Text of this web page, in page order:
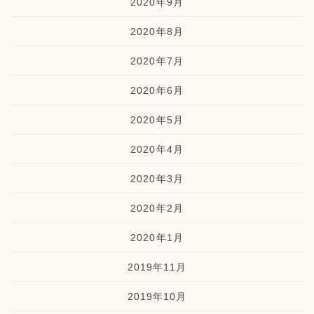
2020年8月
2020年7月
2020年6月
2020年5月
2020年4月
2020年3月
2020年2月
2020年1月
2019年11月
2019年10月